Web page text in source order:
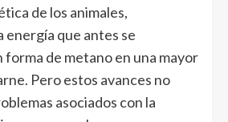
de los animales,
que antes se
forma de metano en una mayor
Pero estos avances no
asociados con la